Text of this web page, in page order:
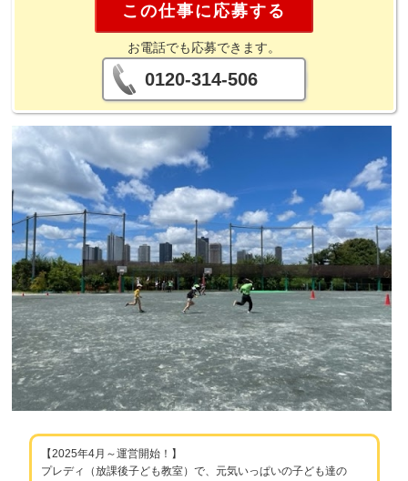
この仕事に応募する
お電話でも応募できます。
0120-314-506
【2025年4月～運営開始！】
プレディ（放課後子ども教室）で、元気いっぱいの子ども達の